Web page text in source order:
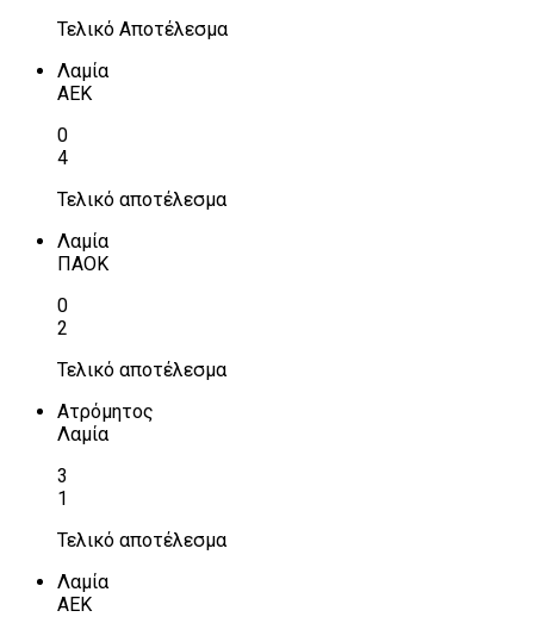
Τελικό Αποτέλεσμα
Λαμία
ΑΕΚ
0
4
Τελικό αποτέλεσμα
Λαμία
ΠΑΟΚ
0
2
Τελικό αποτέλεσμα
Ατρόμητος
Λαμία
3
1
Τελικό αποτέλεσμα
Λαμία
ΑΕΚ